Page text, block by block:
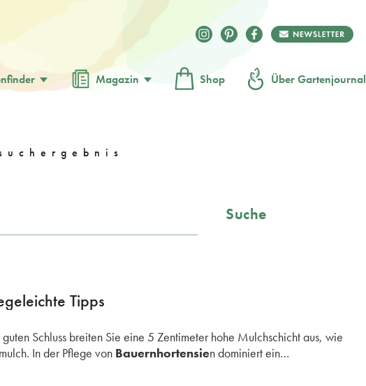
Magazin Shop Über Gartenjournal
Suche
Tipps
Schluss breiten Sie eine 5 Zentimeter hohe Mulchschicht aus, wie
In der Pflege von Bauernhortensien dominiert ein…